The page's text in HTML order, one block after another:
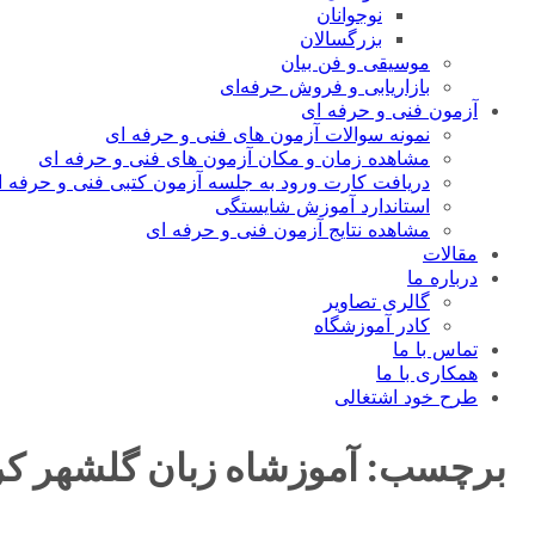
نوجوانان
بزرگسالان
موسیقی و فن بیان
بازاریابی و فروش حرفه‌ای
آزمون فنی و حرفه ای
نمونه سوالات آزمون های فنی و حرفه ای
مشاهده زمان و مکان آزمون های فنی و حرفه ای
دریافت کارت ورود به جلسه آزمون کتبی فنی و حرفه
استاندارد آموزش شایستگی
مشاهده نتایج آزمون فنی و حرفه ای
مقالات
درباره ما
گالری تصاویر
کادر آموزشگاه
تماس با ما
همکاری با ما
طرح خود اشتغالی
برچسب: آموزشاه زبان گلشهر